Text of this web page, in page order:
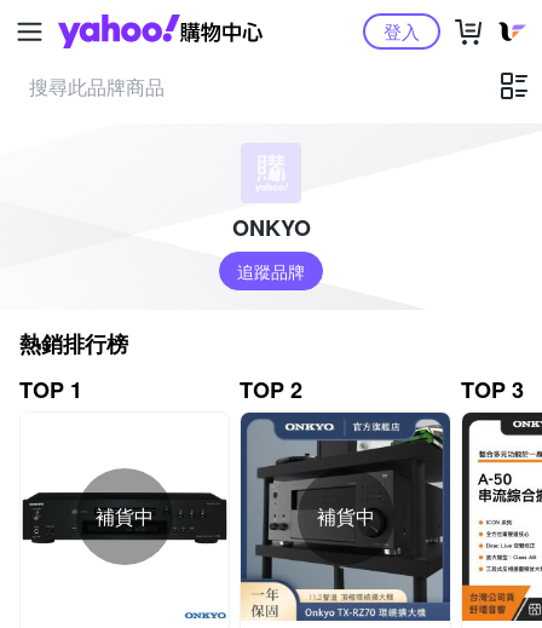
Yahoo購物中心登入
ONKYO
追蹤品牌
熱銷排行榜
TOP 1
補貨中
TOP 2
補貨中
TOP 3